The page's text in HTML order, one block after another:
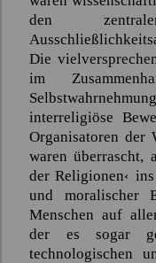
den
Die
im
interreligiöse
Organisatoren der
waren überrascht,
der Religionen‹
und moralischer
Menschen auf
der es sogar
technologischen